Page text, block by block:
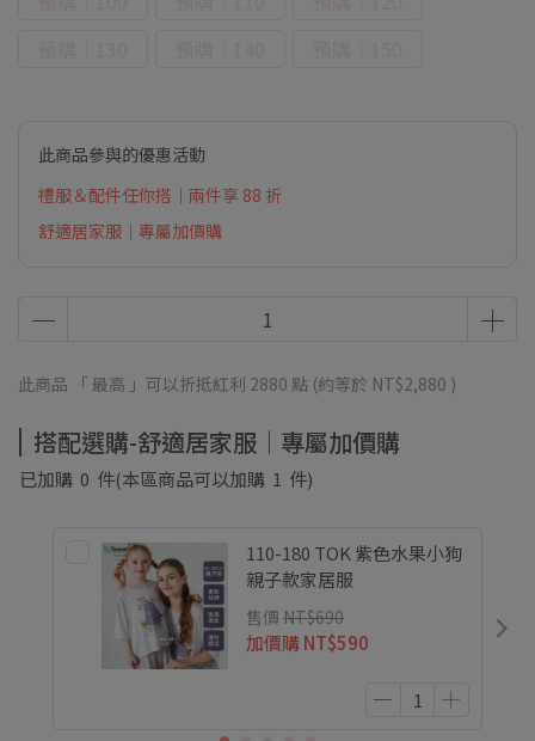
此商品參與的優惠活動
禮服＆配件任你搭｜兩件享 88 折
舒適居家服｜專屬加價購
此商品 「 最高 」可以折抵紅利 2880 點 (約等於 NT$2,880 )
搭配選購-舒適居家服｜專屬加價購
已加購 0 件(本區商品可以加購 1 件)
110-180 TOK 紫色水果小狗
親子款家居服
售價 NT$690
加價購 NT$590